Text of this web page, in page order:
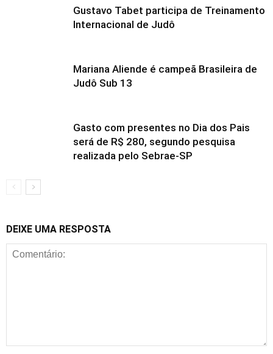
Gustavo Tabet participa de Treinamento
Internacional de Judô
Mariana Aliende é campeã Brasileira de
Judô Sub 13
Gasto com presentes no Dia dos Pais
será de R$ 280, segundo pesquisa
realizada pelo Sebrae-SP
DEIXE UMA RESPOSTA